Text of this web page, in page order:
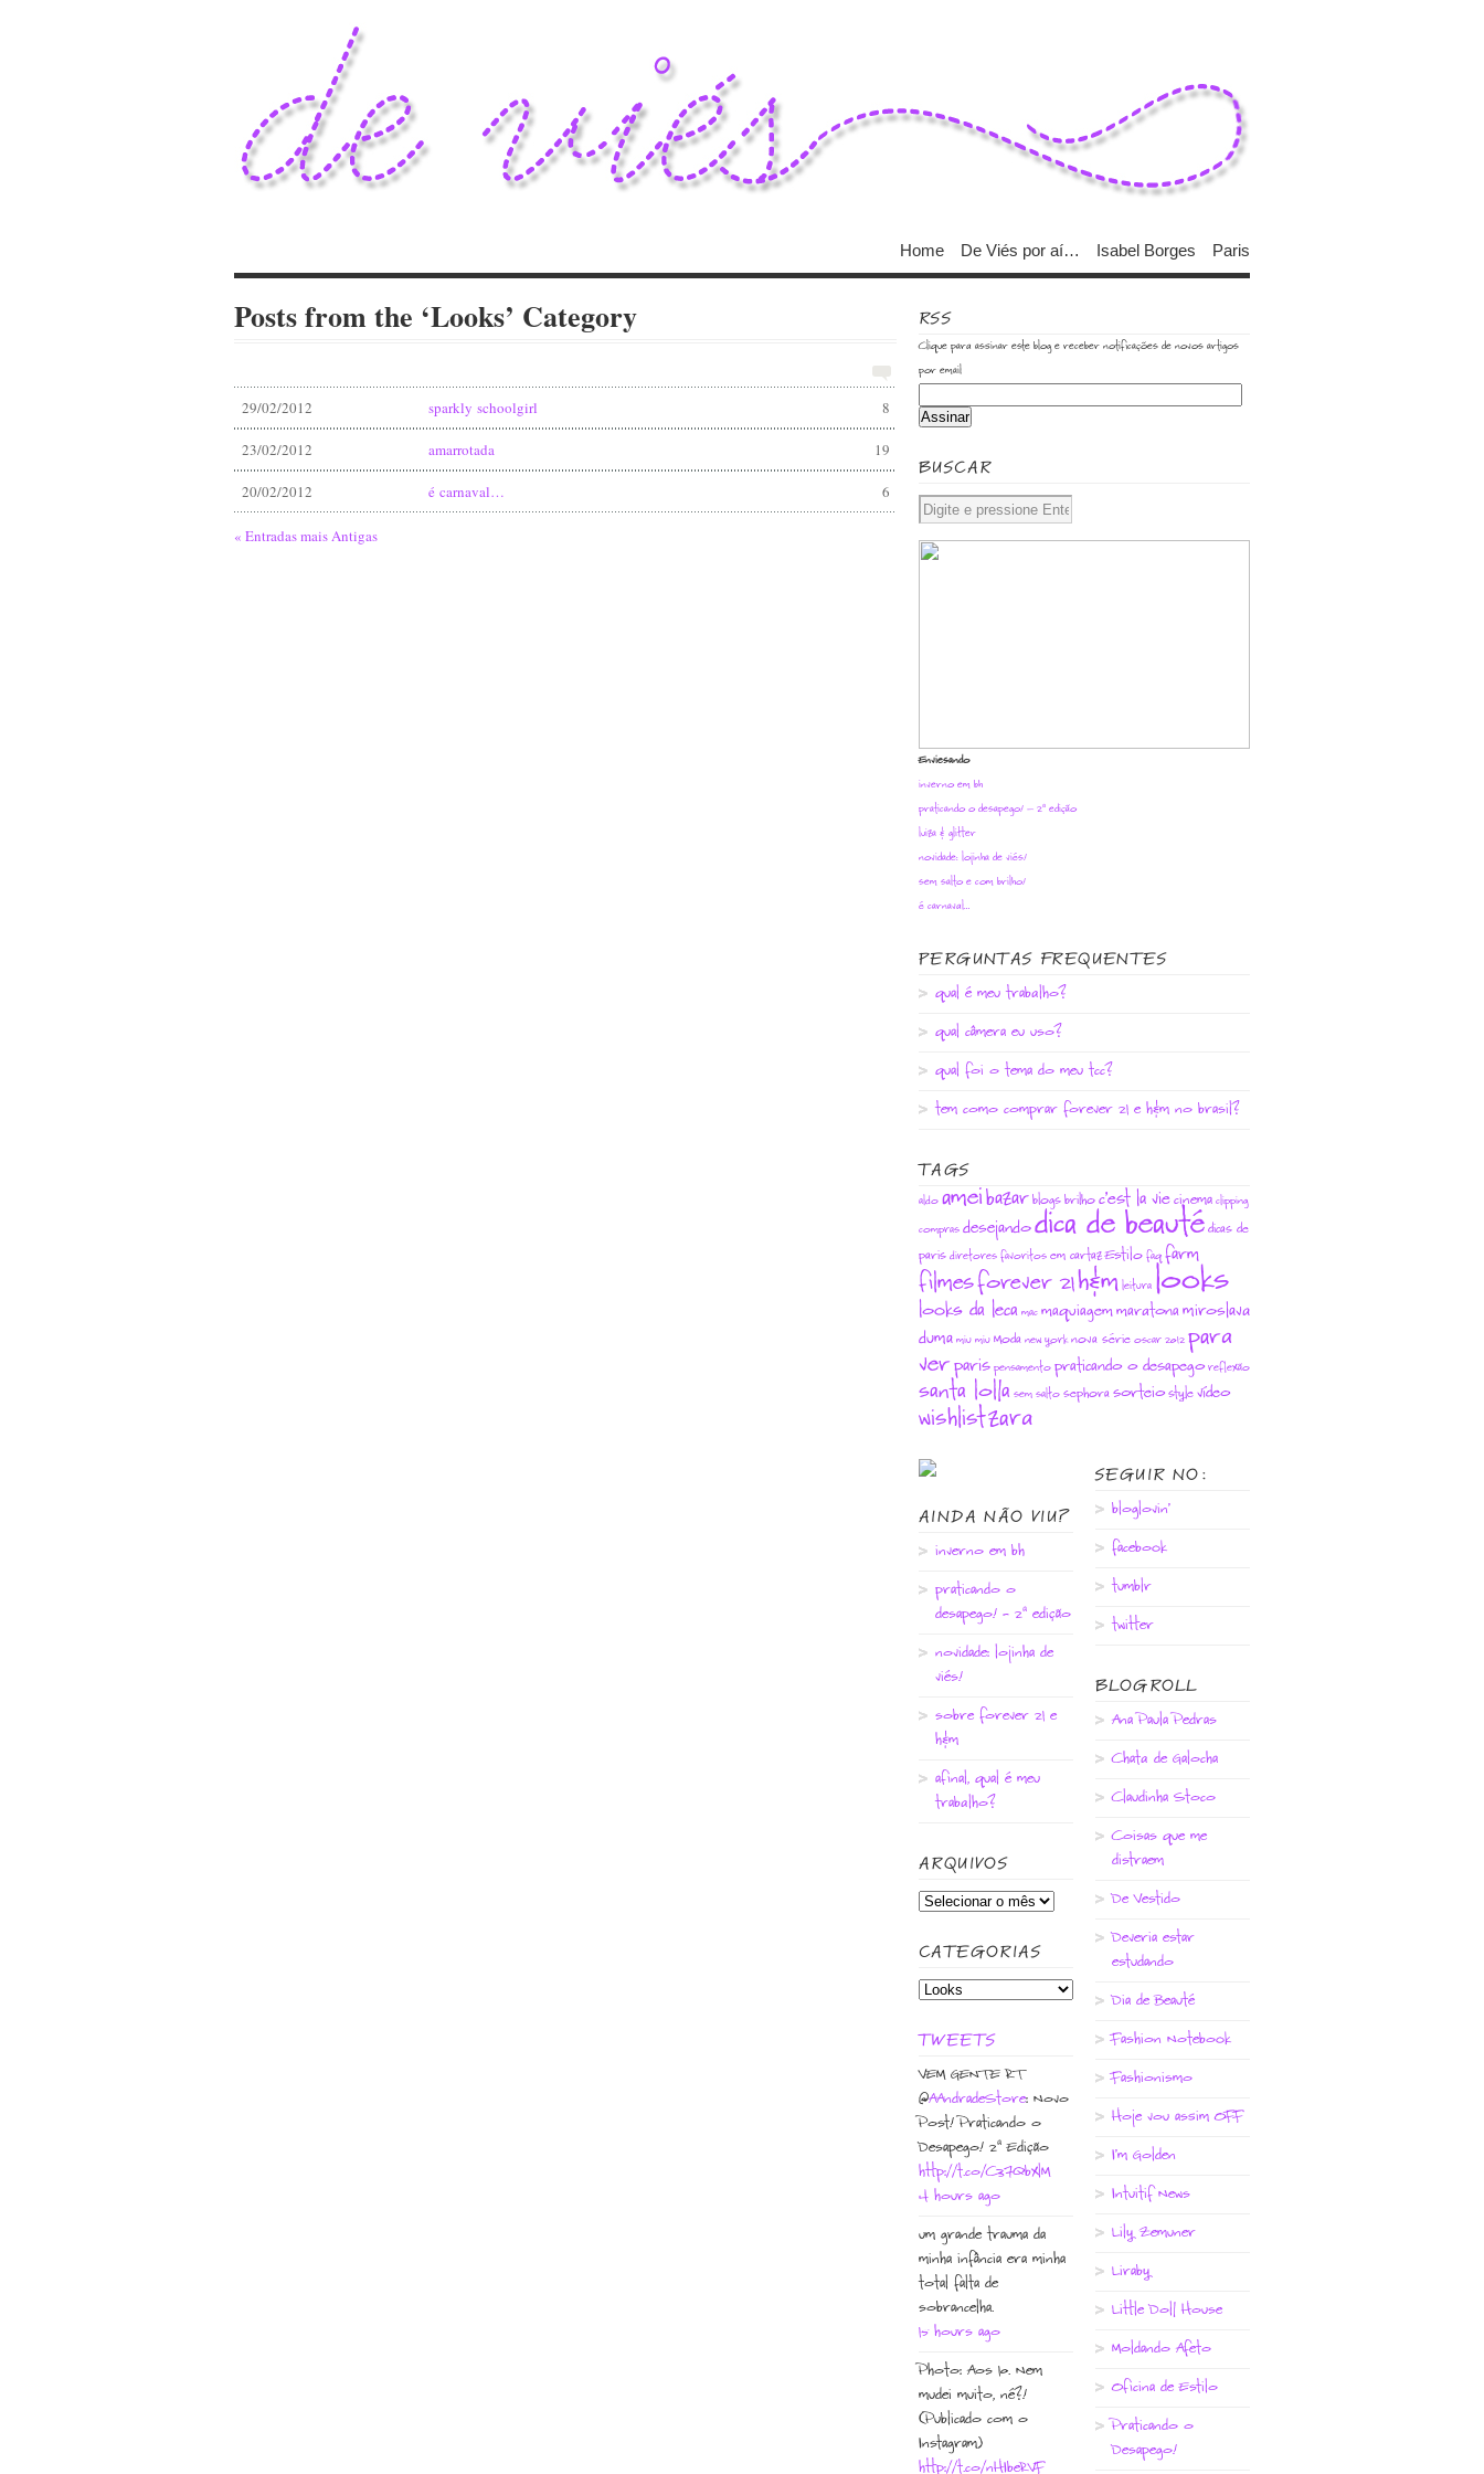
Home De Viés por aí… Isabel Borges Paris
Posts from the ‘Looks’ Category
8
29/02/2012 sparkly schoolgirl
19
23/02/2012 amarrotada
6
20/02/2012 é carnaval…
« Entradas mais Antigas
RSS
Clique para assinar este blog e receber notificações de novos artigos
por email
BUSCAR
Enviesando
inverno em bh
praticando o desapego! – 2ª edição
luiza & glitter
novidade: lojinha de viés!
sem salto e com brilho!
é carnaval…
PERGUNTAS FREQUENTES
qual é meu trabalho?
qual câmera eu uso?
qual foi o tema do meu tcc?
tem como comprar forever 21 e h&m no brasil?
TAGS
aldo ameibazarblogsbrilhoc'est la viecinema clipping
compras desejandodica de beautédicas de
paris diretores favoritos em cartazEstilo faq farm
filmesforever 21h&m leitura looks
looks da leca mac maquiagemmaratonamiroslava
duma miu miu Moda new york nova série oscar 2012 para
verparis pensamento praticando o desapego reflexão
santa lolla sem salto sephorasorteiostylevídeo
wishlistzara
AINDA NÃO VIU?
inverno em bh
praticando o
desapego! - 2ª edição
novidade: lojinha de
viés!
sobre forever 21 e
h&m
afinal, qual é meu
trabalho?
ARQUIVOS
CATEGORIAS
TWEETS
VEM GENTE RT
@AAndradeStore: Novo
Post! Praticando o
Desapego! 2ª Edição
http://t.co/C37QbxlM
4 hours ago
um grande trauma da
minha infância era minha
total falta de
sobrancelha.
15 hours ago
Photo: Aos 10. Nem
mudei muito, né?!
(Publicado com o
Instagram)
http://t.co/nHIbeRVF
SEGUIR NO:
bloglovin'
facebook
tumblr
twitter
BLOGROLL
Ana Paula Pedras
Chata de Galocha
Claudinha Stoco
Coisas que me
distraem
De Vestido
Deveria estar
estudando
Dia de Beauté
Fashion Notebook
Fashionismo
Hoje vou assim OFF
I'm Golden
Intuitif News
Lily Zemuner
Liraby
Little Doll House
Moldando Afeto
Oficina de Estilo
Praticando o
Desapego!